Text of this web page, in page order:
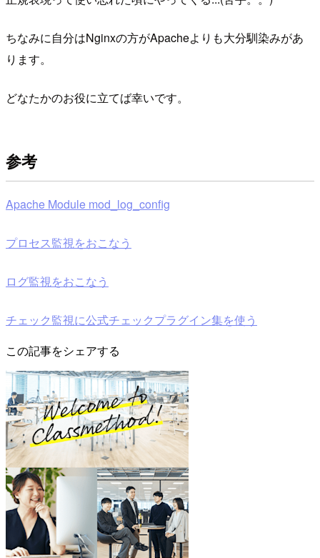
ちなみに自分はNginxの方がApacheよりも大分馴染みがあ
ります。
どなたかのお役に立てば幸いです。
参考
Apache Module mod_log_config
プロセス監視をおこなう
ログ監視をおこなう
チェック監視に公式チェックプラグイン集を使う
この記事をシェアする